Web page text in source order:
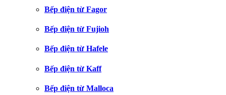
Bếp điện từ Fagor
Bếp điện từ Fujioh
Bếp điện từ Hafele
Bếp điện từ Kaff
Bếp điện từ Malloca